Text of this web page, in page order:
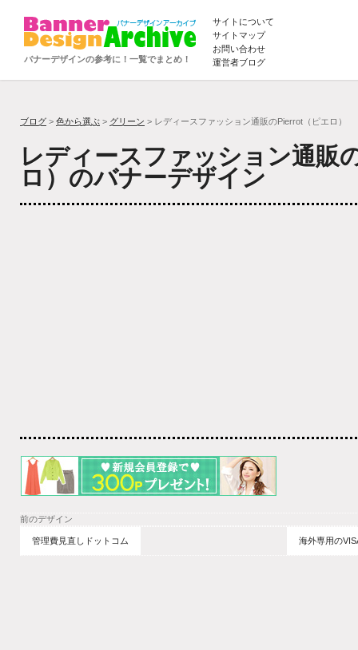
バナーデザインの参考に！一覧でまとめ！
サイトについて
サイトマップ
お問い合わせ
運営者ブログ
ブログ > 色から選ぶ > グリーン > レディースファッション通販のPierrot（ピエロ）
レディースファッション通販
ロ）のバナーデザイン
前のデザイン
管理費見直しドットコム 海外専用の